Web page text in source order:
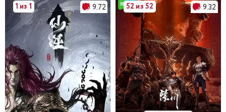
1 из 1 9.72 52 из 52 9.32